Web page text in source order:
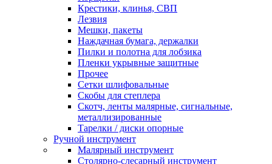
Крестики, клинья, СВП
Лезвия
Мешки, пакеты
Наждачная бумага, держалки
Пилки и полотна для лобзика
Пленки укрывные защитные
Прочее
Сетки шлифовальные
Скобы для степлера
Скотч, ленты малярные, сигнальные,
металлизированные
Тарелки / диски опорные
Ручной инструмент
Малярный инструмент
Столярно-слесарный инструмент